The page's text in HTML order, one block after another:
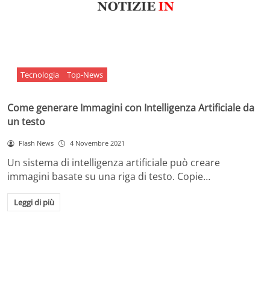
Tecnologia Top-News
Come generare Immagini con Intelligenza Artificiale da
un testo
Flash News 4 Novembre 2021
Un sistema di intelligenza artificiale può creare
immagini basate su una riga di testo. Copie…
Leggi di più